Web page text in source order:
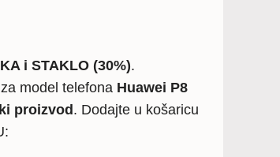
i STAKLO (30%).
model telefona Huawei P8
proizvod. Dodajte u košaricu